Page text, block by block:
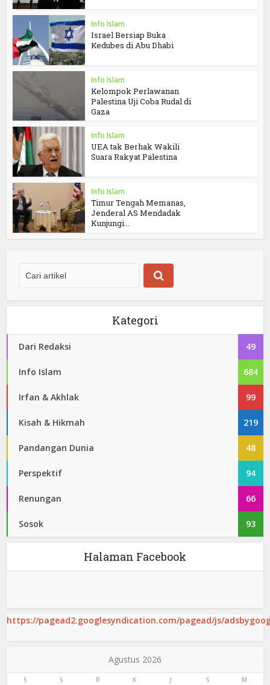
Info Islam
Israel Bersiap Buka
Kedubes di Abu Dhabi
Info Islam
Kelompok Perlawanan
Palestina Uji Coba Rudal di
Gaza
Info Islam
UEA tak Berhak Wakili
Suara Rakyat Palestina
Info Islam
Timur Tengah Memanas,
Jenderal AS Mendadak
Kunjungi...
Kategori
Dari Redaksi 49
Info Islam 684
Irfan & Akhlak 99
Kisah & Hikmah 219
Pandangan Dunia 48
Perspektif 94
Renungan 66
Sosok 93
Halaman Facebook
https://pagead2.googlesyndication.com/pagead/js/
Agustus 2026
S S R K J S M